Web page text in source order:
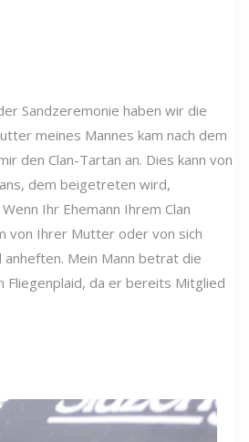
Sandzeremonie haben wir die
meines Mannes kam nach dem
den Clan-Tartan an. Dies kann von
dem beigetreten wird,
Ihr Ehemann Ihrem Clan
von Ihrer Mutter oder von sich
anheften. Mein Mann betrat die
Fliegenplaid, da er bereits Mitglied